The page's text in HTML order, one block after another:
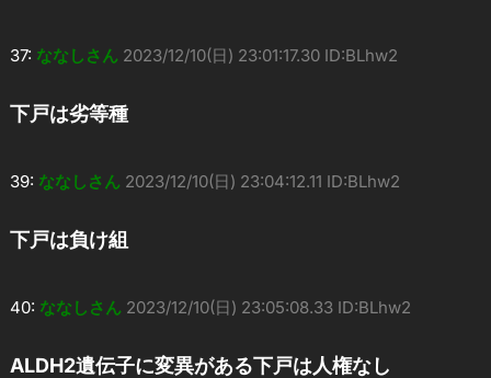
37: ななしさん 2023/12/10(日) 23:01:17.30 ID:BLhw2
下戸は劣等種
39: ななしさん 2023/12/10(日) 23:04:12.11 ID:BLhw2
下戸は負け組
40: ななしさん 2023/12/10(日) 23:05:08.33 ID:BLhw2
ALDH2遺伝子に変異がある下戸は人権なし